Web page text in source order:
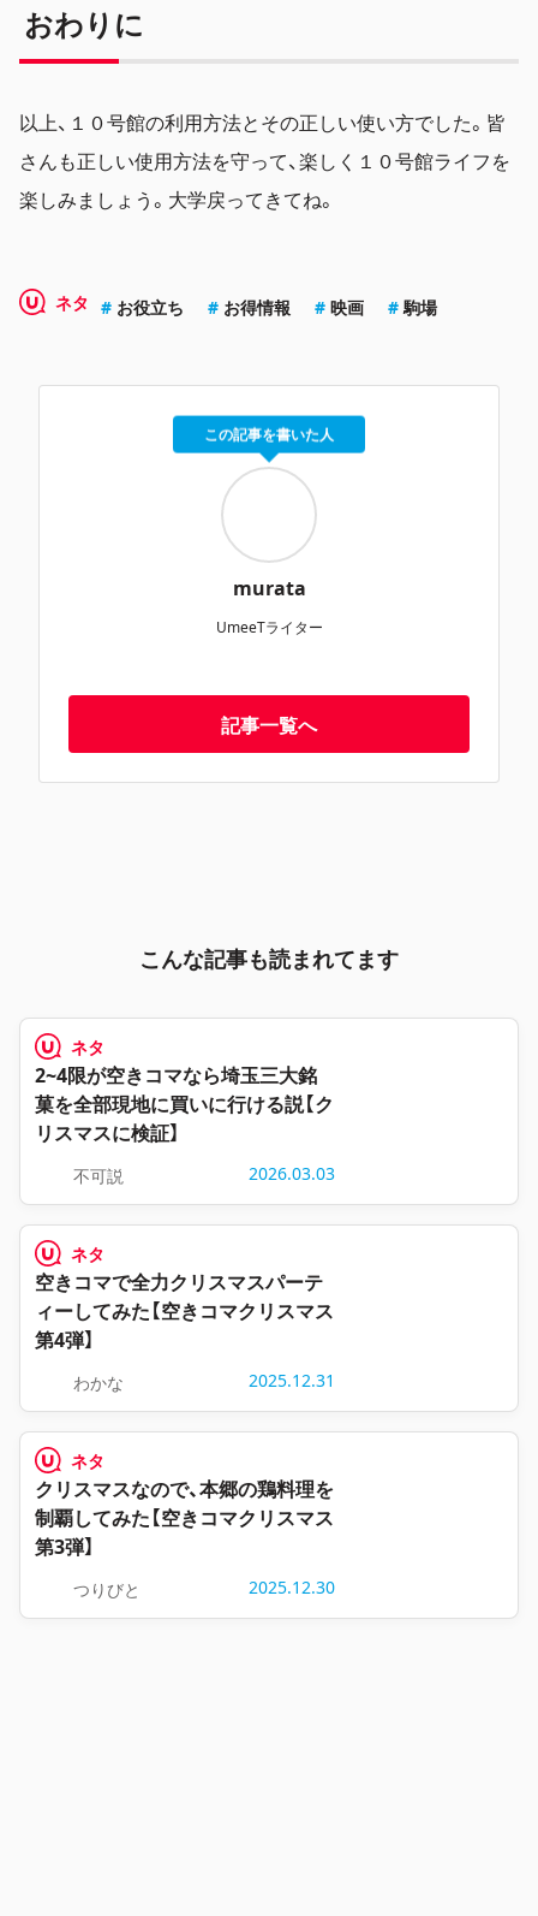
おわりに
以上、１０号館の利用方法とその正しい使い方でした。皆
さんも正しい使用方法を守って、楽しく１０号館ライフを
楽しみましょう。大学戻ってきてね。
ネタ お役立ち お得情報 映画 駒場
この記事を書いた人
murata
UmeeTライター
記事一覧へ
こんな記事も読まれてます
ネタ
2~4限が空きコマなら埼玉三大銘
菓を全部現地に買いに行ける説【ク
リスマスに検証】
不可説 2026.03.03
ネタ
空きコマで全力クリスマスパーテ
ィーしてみた【空きコマクリスマス
第4弾】
わかな 2025.12.31
ネタ
クリスマスなので、本郷の鶏料理を
制覇してみた【空きコマクリスマス
第3弾】
つりびと 2025.12.30